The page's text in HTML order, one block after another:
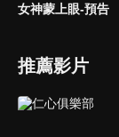
女神蒙上眼-預告
推薦影片